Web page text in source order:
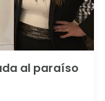
al paraíso